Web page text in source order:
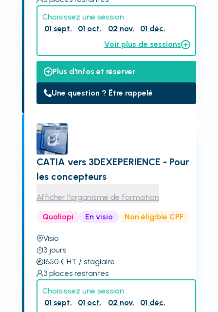
Choisissez une session :
01 sept.
01 oct. 02 nov.
01 déc.
Voir plus de sessions
Plus d'infos et réserver
Une question ? Être rappelé
CATIA vers 3DEXEPERIENCE - Pour
les concepteurs
Afficher l'organisme de formation
Qualiopi En visio Non éligible CPF
Visio
3 jours
1650€ HT / stagiaire
3 places restantes
Choisissez une session :
01 sept.
01 oct. 02 nov.
01 déc.